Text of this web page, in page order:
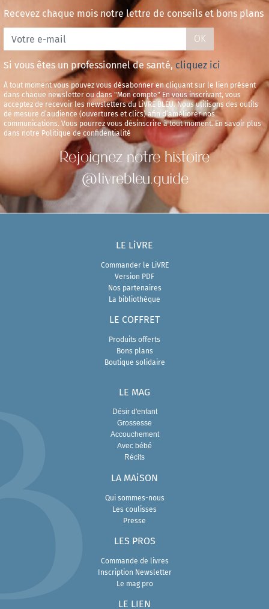
Recevez chaque mois notre lettre de conseils et bons plans
OK
Si vous êtes un professionnel de santé, cliquez ici
À tout moment vous pouvez vous désabonner en cliquant sur le lien présent
dans chaque newsletter ou dans "Mon compte" En vous inscrivant, vous
acceptez de recevoir les newsletters du LiVRE BLEU. Nous utilisons des outils
de mesure d’audience (ouvertures et clics) afin d’améliorer nos
communications. Vous pourrez vous désinscrire à tout moment. En savoir plus
dans notre Politique de confidentialité
Rejoignez notre histoire
@livrebleu.guide
LE LiVRE
Commander le LiVRE
Version PDF
Nos partenaires
La bibliothèque
LE COFFRET
Produits offerts
Bons plans
Boutique solidaire
LE MAG
Désir d'enfant
Grossesse
Accouchement
Avec bébé
Récits
LA MAiSON
Qui sommes-nous
Les coulisses
Presse
LES PROS
Commande de livres
Inscription Newsletter
Le mag pro
LE LIEN